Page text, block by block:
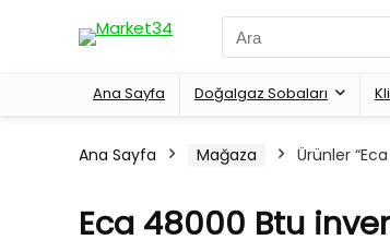
Search
for:
Ana Sayfa Doğalgaz Sobaları
Ana Sayfa Mağaza Ürünler
Eca 48000 Btu